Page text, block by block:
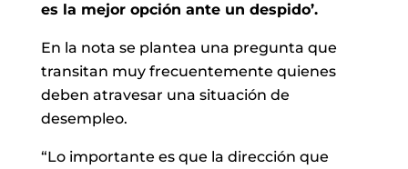
es la mejor opción ante un despido’.
En la nota se plantea una pregunta que
transitan muy frecuentemente quienes
deben atravesar una situación de
desempleo.
“Lo importante es que la dirección que